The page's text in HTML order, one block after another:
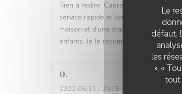
Le
défaut.
les
», «
tout
Rien à redire. Cadre petit bistro
service rapide et souriant. Fidèle
maison et d’une stade
enfants. Je le recommande sans
O
2022-05-11 - 20:15 - Couverts 5